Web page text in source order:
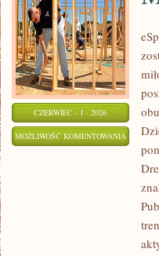
CZERWIEC - 1 - 2026
MOŻLIWOŚĆ KOMENTOWANIA MARKI